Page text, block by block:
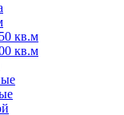
кв.м
кв.м